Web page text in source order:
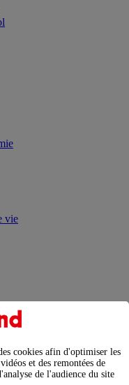
vie
des appareils
électrique
: concentrer les
cookies afin d'optimiser les
et des remontées de
de l'audience du site